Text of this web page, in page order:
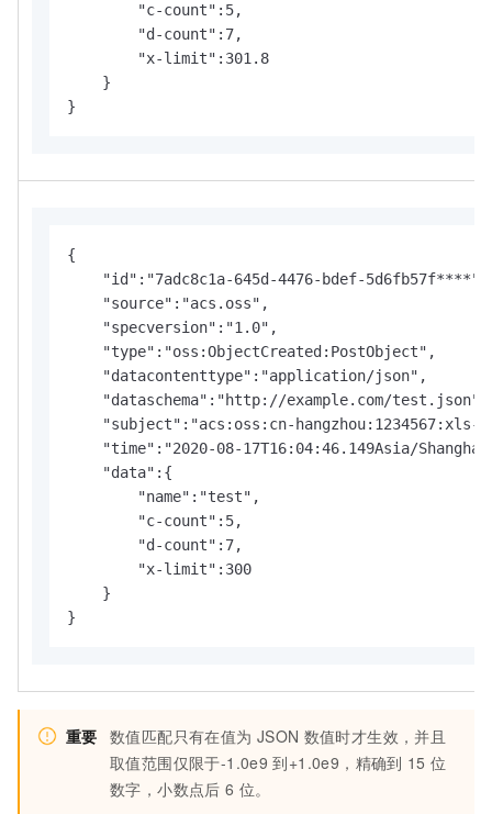
        "c-count":5,
        "d-count":7,
        "x-limit":301.8
    }
}
{
    "id":"7adc8c1a-645d-4476-bdef-5d6fb57f****",
    "source":"acs.oss",
    "specversion":"1.0",
    "type":"oss:ObjectCreated:PostObject",
    "datacontenttype":"application/json",
    "dataschema":"http://example.com/test.json",
"subject":"acs:oss:cn-hangzhou:1234567:xls-
"time":"2020-08-17T16:04:46.149Asia/
    "data":{
        "name":"test",
        "c-count":5,
        "d-count":7,
        "x-limit":300
    }
}
重要 数值匹配只有在值为 JSON 数值时才生效，并且
取值范围仅限于-1.0e9 到+1.0e9，精确到 15 位
数字，小数点后 6 位。